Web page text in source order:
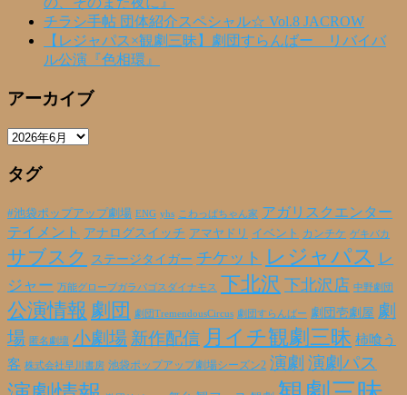
チラシ手帖 団体紹介スペシャル☆ Vol.8 JACROW
【レジャパス×観劇三昧】劇団すらんばー リバイバ
ル公演『色相環』
アーカイブ
ア
カ
ブ
タグ
#池袋ポップアップ劇場 ENG yhs こわっぱちゃん家 アガリスクエンター
テイメント アナログスイッチ アマヤドリ イベント カンチケ ゲキバカ
サブスク ステージタイガー チケット レジャパス レ
ジャー 万能グローブガラパゴスダイナモス 下北沢 下北沢店 中野劇団
公演情報 劇団 劇団TremendousCircus 劇団すらんばー 劇団壱劇屋 劇
場 匿名劇壇 小劇場 新作配信 月イチ観劇三昧 柿喰う
客 株式会社早川書房 池袋ポップアップ劇場シーズン2 演劇 演劇パス